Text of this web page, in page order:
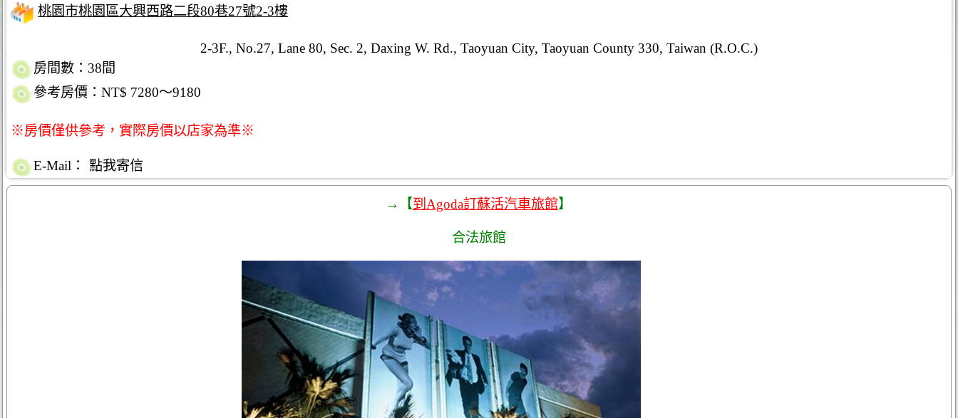
桃園市桃園區大興西路二段80巷27號2-3樓
2-3F., No.27, Lane 80, Sec. 2, Daxing W. Rd., Taoyuan City, Taoyuan County 330, Taiwan (R.O.C.)
房間數：38間
參考房價：NT$ 7280～9180
※房價僅供參考，實際房價以店家為準※
E-Mail： 點我寄信
→【到Agoda訂蘇活汽車旅館】
合法旅館